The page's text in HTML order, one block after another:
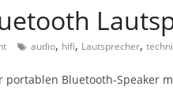
audio, hifi, Lautsprecher,
Bluetooth-Speaker